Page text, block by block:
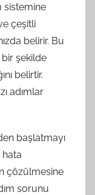
sistemine
çeşitli
belirir. Bu
bir şekilde
belirtir.
adımlar
başlatmayı
hata
çözülmesine
sorunu